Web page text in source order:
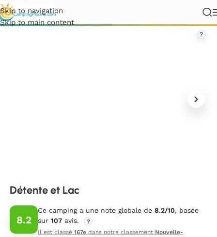
Skip to navigation
Skip to main content
France»Nouvelle-Aquitaine
?
Détente et Lac
8.2
Ce camping a une note globale de 8.2/10, basée
sur 107 avis.
?
Il est classé 167e dans notre classement Nouvelle-